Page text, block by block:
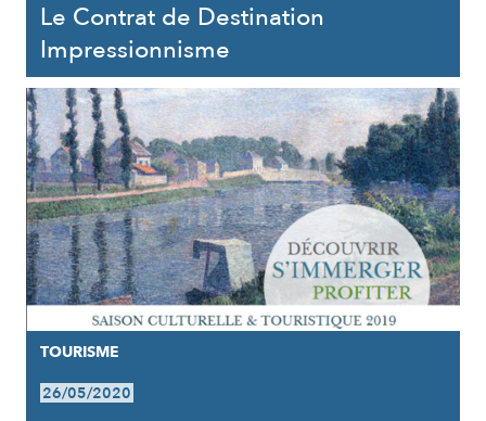
Le Contrat de Destination
Impressionnisme
TOURISME
26/05/2020